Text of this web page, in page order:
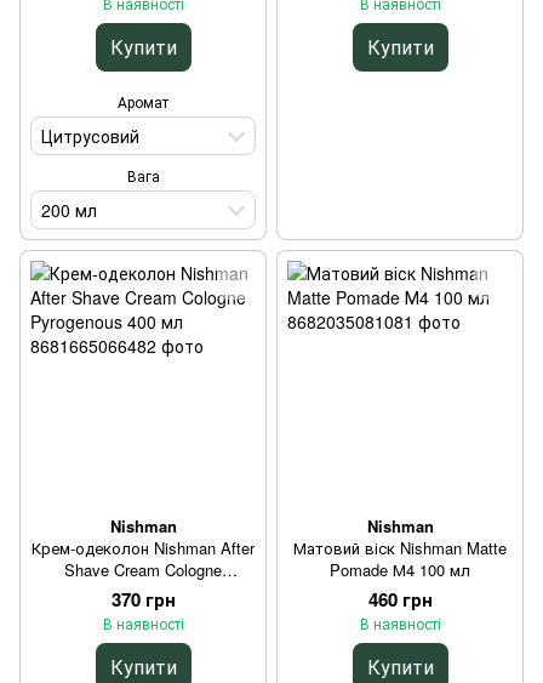
Купити
Аромат
Цитрусовий
Вага
200 мл
Купити
Nishman
Крем-одеколон Nishman After
Shave Cream Cologne
Pyrogenous 400 мл
370 грн
В наявності
Купити
Nishman
Матовий віск Nishman Matte
Pomade М4 100 мл
460 грн
В наявності
Купити